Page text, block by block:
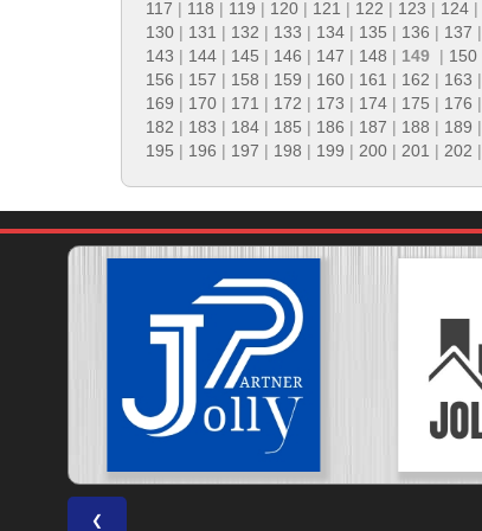
117 | 118 | 119 | 120 | 121 | 122 | 123 | 124 |
130 | 131 | 132 | 133 | 134 | 135 | 136 | 137 |
143 | 144 | 145 | 146 | 147 | 148 | 149 | 150
156 | 157 | 158 | 159 | 160 | 161 | 162 | 163 |
169 | 170 | 171 | 172 | 173 | 174 | 175 | 176 |
182 | 183 | 184 | 185 | 186 | 187 | 188 | 189 |
195 | 196 | 197 | 198 | 199 | 200 | 201 | 202 |
❮